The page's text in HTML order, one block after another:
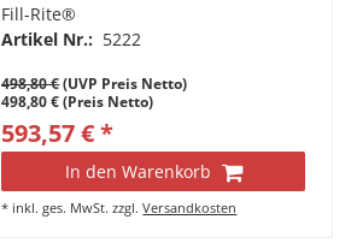
Fill-Rite®
Artikel Nr.: 5222
498,80 €(UVP Preis Netto)
498,80 € (Preis Netto)
593,57 € *
In den Warenkorb
* inkl. ges. MwSt. zzgl.Versandkosten